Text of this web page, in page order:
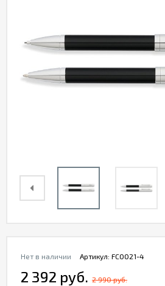
Артикул: FC0021-4
Нет в наличии
2 392 руб. 2 990 руб.